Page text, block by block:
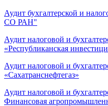
Аудит бухгалтерской и
СО РАН"
Аудит налоговой и
«Республиканская
Аудит налоговой и
«Сахатранснефтегаз»
Аудит налоговой и
Финансовая